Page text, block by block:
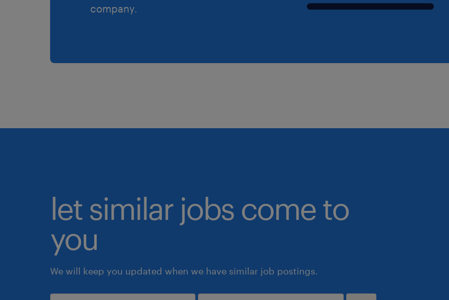
company.
let similar jobs come to
you
We will keep you updated when we have similar job postings.